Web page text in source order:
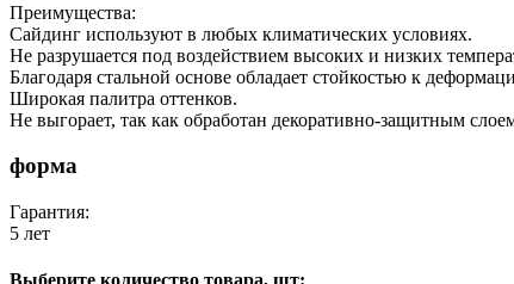
Преимущества:
Сайдинг используют в любых климатических условиях.
Не разрушается под воздействием высоких и низких
Благодаря стальной основе обладает стойкостью к
Широкая палитра оттенков.
Не выгорает, так как обработан декоративно-защитным
форма
Гарантия:
5 лет